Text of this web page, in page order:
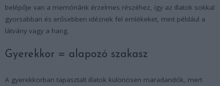
belépője van a memóriánk érzelmes részéhez, így az illatok sokkal
gyorsabban és erősebben idéznek fel emlékeket, mint például a
látvány vagy a hang.
Gyerekkor = alapozó szakasz
A gyerekkorban tapasztalt illatok különösen maradandók, mert